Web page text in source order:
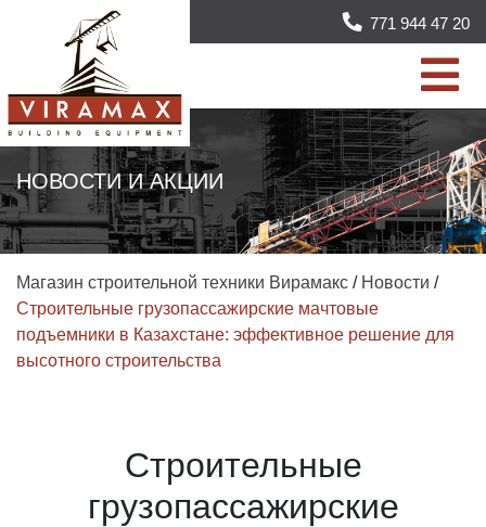
771 944 47 20
НОВОСТИ И АКЦИИ
Магазин строительной техники Вирамакс / Новости /
Строительные грузопассажирские мачтовые
подъемники в Казахстане: эффективное решение для
высотного строительства
Строительные
грузопассажирские